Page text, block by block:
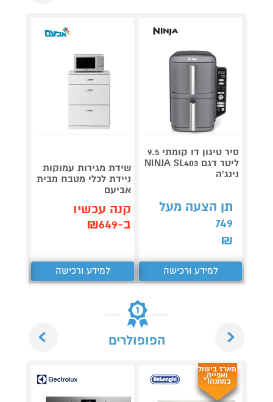
סיר טיגון דו קומתי 9.5
ליטר דגם NINJA SL403
נינג'ה
תן הצעה מעל
749
₪
למידע ורכישה
שידת מגירות עמוקות
ניידת לכלי מטבח מבית
אביעם
קנה עכשיו
ב-₪649
למידע ורכישה
הפופולרים
מארז בישול
ואפייה
במתנה!*